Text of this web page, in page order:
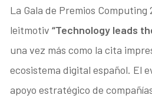
La Gala de Premios
leitmotiv“Technology leads
una vez más como la cita
ecosistema digital español. El
apoyo estratégico de